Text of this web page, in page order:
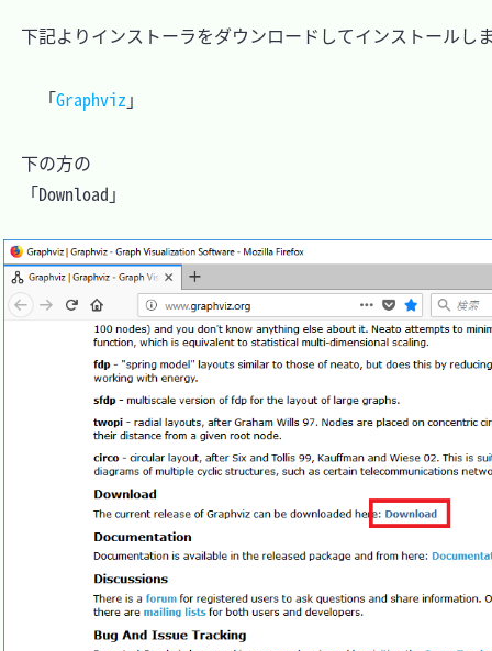
下記よりインストーラをダウンロードしてインストールし
「Graphviz 」
下の方の
「Download」